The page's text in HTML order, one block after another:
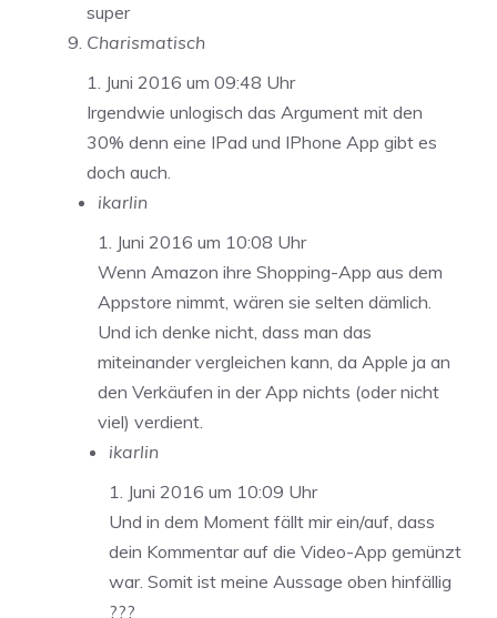
super
Charismatisch
1. Juni 2016 um 09:48 Uhr
Irgendwie unlogisch das Argument mit den
30% denn eine IPad und IPhone App gibt es
doch auch.
ikarlin
1. Juni 2016 um 10:08 Uhr
Wenn Amazon ihre Shopping-App aus dem
Appstore nimmt, wären sie selten dämlich.
Und ich denke nicht, dass man das
miteinander vergleichen kann, da Apple ja an
den Verkäufen in der App nichts (oder nicht
viel) verdient.
ikarlin
1. Juni 2016 um 10:09 Uhr
Und in dem Moment fällt mir ein/auf, dass
dein Kommentar auf die Video-App gemünzt
war. Somit ist meine Aussage oben hinfällig
???